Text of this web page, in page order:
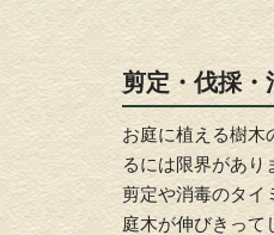
剪定・伐採・
お庭に植える樹木
るには限界があり
剪定や消毒のタイ
庭木が伸びきって